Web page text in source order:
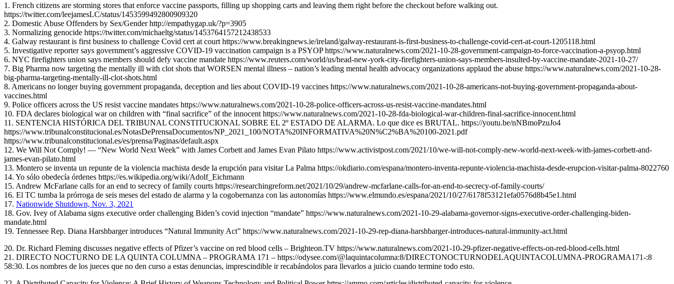
1. French citizens are storming stores that enforce vaccine passports, filling up shopping carts and leaving them right before the checkout before walking out.
https://twitter.com/leejamesLC/status/1453599492800909320
2. Domestic Abuse Offenders by Sex/Gender http://empathygap.uk/?p=3905
3. Normalizing genocide https://twitter.com/michaeltg/status/1453764157212438533
4. Galway restaurant is first business to challenge Covid cert at court https://www.breakingnews.ie/ireland/galway-restaurant-is-first-business-to-challenge-covid-cert-at-court-1205118.html
5. Investigative reporter says government’s aggressive COVID-19 vaccination campaign is a PSYOP https://www.naturalnews.com/2021-10-28-government-campaign-to-force-vaccination-a-psyop.html
6. NYC firefighters union says members should defy vaccine mandate https://www.reuters.com/world/us/head-new-york-city-firefighters-union-says-members-insulted-by-vaccine-mandate-2021-10-27/
7. Big Pharma now targeting the mentally ill with clot shots that WORSEN mental illness – nation’s leading mental health advocacy organizations applaud the abuse https://www.naturalnews.com/2021-10-28-
big-pharma-targeting-mentally-ill-clot-shots.html
8. Americans no longer buying government propaganda, deception and lies about COVID-19 vaccines https://www.naturalnews.com/2021-10-28-americans-not-buying-government-propaganda-about-
vaccines.html
9. Police officers across the US resist vaccine mandates https://www.naturalnews.com/2021-10-28-police-officers-across-us-resist-vaccine-mandates.html
10. FDA declares biological war on children with “final sacrifice” of the innocent https://www.naturalnews.com/2021-10-28-fda-biological-war-children-final-sacrifice-innocent.html
11. SENTENCIA HISTÓRICA DEL TRIBUNAL CONSTITUCIONAL SOBRE EL 2º ESTADO DE ALARMA. Lo que dice es BRUTAL. https://youtu.be/nNBmoPzuJo4
https://www.tribunalconstitucional.es/NotasDePrensaDocumentos/NP_2021_100/NOTA%20INFORMATIVA%20N%C2%BA%20100-2021.pdf
https://www.tribunalconstitucional.es/es/prensa/Paginas/default.aspx
12. We Will Not Comply! — “New World Next Week” with James Corbett and James Evan Pilato https://www.activistpost.com/2021/10/we-will-not-comply-new-world-next-week-with-james-corbett-and-
james-evan-pilato.html
13. Montero se inventa un repunte de la violencia machista desde la erupción para visitar La Palma https://okdiario.com/espana/montero-inventa-repunte-violencia-machista-desde-erupcion-visitar-palma-8022760
14. Yo sólo obedecía órdenes https://es.wikipedia.org/wiki/Adolf_Eichmann
15. Andrew McFarlane calls for an end to secrecy of family courts https://researchingreform.net/2021/10/29/andrew-mcfarlane-calls-for-an-end-to-secrecy-of-family-courts/
16. El TC tumba la prórroga de seis meses del estado de alarma y la cogobernanza con las autonomías https://www.elmundo.es/espana/2021/10/27/6178f53121efa0576d8b45e1.html
17. Nationwide Shutdown, Nov. 3, 2021
18. Gov. Ivey of Alabama signs executive order challenging Biden’s covid injection “mandate” https://www.naturalnews.com/2021-10-29-alabama-governor-signs-executive-order-challenging-biden-
mandate.html
19. Tennessee Rep. Diana Harshbarger introduces “Natural Immunity Act” https://www.naturalnews.com/2021-10-29-rep-diana-harshbarger-introduces-natural-immunity-act.html
20. Dr. Richard Fleming discusses negative effects of Pfizer’s vaccine on red blood cells – Brighteon.TV https://www.naturalnews.com/2021-10-29-pfizer-negative-effects-on-red-blood-cells.html
21. DIRECTO NOCTURNO DE LA QUINTA COLUMNA – PROGRAMA 171 – https://odysee.com/@laquintacolumna:8/DIRECTONOCTURNODELAQUINTACOLUMNA-PROGRAMA171-:8
58:30. Los nombres de los jueces que no den curso a estas denuncias, imprescindible ir recabándolos para llevarlos a juicio cuando termine todo esto.